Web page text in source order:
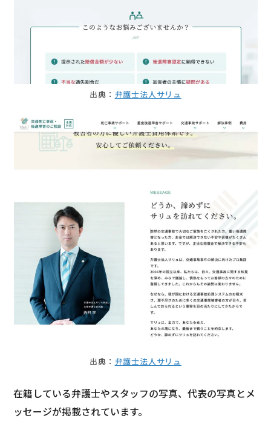
出典： 弁護士法人サリュ
出典： 弁護士法人サリュ
在籍している弁護士やスタッフの写真、代表の写真とメ
ッセージが掲載されています。